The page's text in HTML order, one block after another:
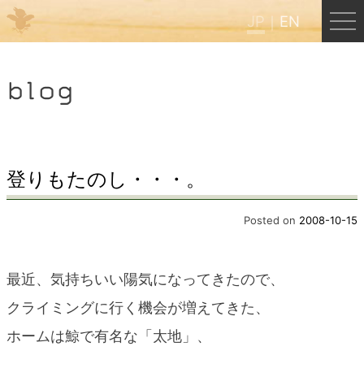
JP EN
HOME
くまのバックパッカーズ
くまのエクスペリエンス
blog
登りもたのし・・・。
Posted on 2008-10-15
最近、気持ちいい陽気になってきたので、
クライミングに行く機会が増えてきた、
ホームは鯨で有名な「太地」、